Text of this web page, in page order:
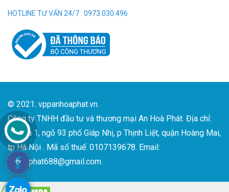
HOTLINE TƯ VẤN 24/7 : 0973.030.496
© 2021. vppanhoaphat.vn.
Công ty TNHH đầu tư và thương mại An Hoà Phát. Địa chỉ:
Số nhà 1, ngõ 93 phố Giáp Nhị, p Thịnh Liệt, quận Hoàng Mai,
tp Hà Nội . Mã số thuế: 0107139678. Email:
anhoaphat688@gmail.com.